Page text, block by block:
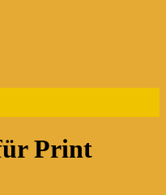
Print